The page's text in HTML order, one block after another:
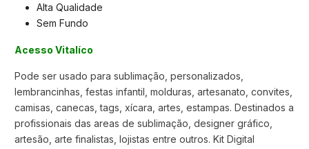
Alta Qualidade
Sem Fundo
Acesso Vitalíco
Pode ser usado para sublimação, personalizados,
lembrancinhas, festas infantil, molduras, artesanato, convites,
camisas, canecas, tags, xícara, artes, estampas. Destinados a
profissionais das areas de sublimação, designer gráfico,
artesão, arte finalistas, lojistas entre outros. Kit Digital